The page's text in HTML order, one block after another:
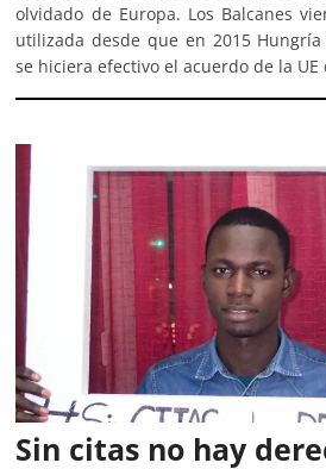
olvidado de Europa. Los Balcanes
utilizada desde que en 2015
se hiciera efectivo el acuerdo de la UE
Sin citas no hay